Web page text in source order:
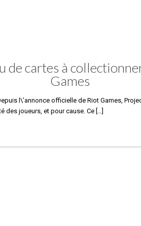
de cartes à
Games
l\’annonce officielle de Riot Games,
des joueurs, et pour cause. Ce[…]